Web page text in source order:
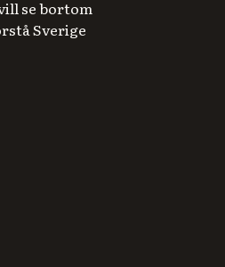
se bortom
Sverige